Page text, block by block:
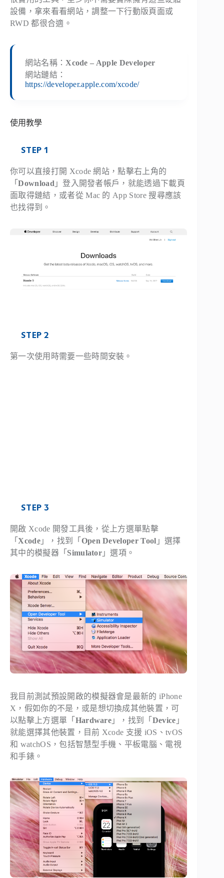
設備，拿來看看網站，調整一下行動版頁面或
RWD 都很合適。
網站名稱：Xcode – Apple Developer
網站鏈結：
https://developer.apple.com/xcode/
使用教學
STEP 1
你可以直接打開 Xcode 網站，點擊右上角的
「Download 」登入開發者帳戶，就能透過下載頁
面取得鏈結，或者從 Mac 的 App Store 搜尋應該
也找得到。
STEP 2
第一次使用時需要一些時間安裝。
STEP 3
開啟 Xcode 開發工具後，從上方選單點擊
「Xcode」，找到「 Open Developer Tool 」選擇
其中的模擬器「 Simulator 」選項。
我目前測試預設開啟的模擬器會是最新的 iPhone
X，假如你的不是，或是想切換成其他裝置，可
以點擊上方選單「 Hardware 」，找到「 Device 」
就能選擇其他裝置，目前 Xcode 支援 iOS、tvOS
和 watchOS，包括智慧型手機、平板電腦、電視
和手錶。